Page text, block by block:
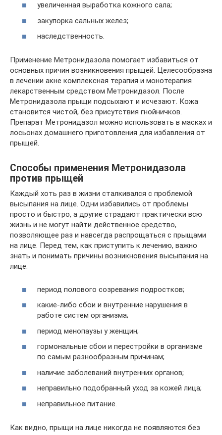
увеличенная выработка кожного сала;
закупорка сальных желез;
наследственность.
Применение Метронидазола помогает избавиться от
основных причин возникновения прыщей. Целесообразна
в лечении акне комплексная терапия и монотерапия
лекарственным средством Метронидазол. После
Метронидазола прыщи подсыхают и исчезают. Кожа
становится чистой, без присутствия гнойничков.
Препарат Метронидазол можно использовать в масках и
лосьонах домашнего приготовления для избавления от
прыщей.
Способы применения Метронидазола
против прыщей
Каждый хоть раз в жизни сталкивался с проблемой
высыпания на лице. Одни избавились от проблемы
просто и быстро, а другие страдают практически всю
жизнь и не могут найти действенное средство,
позволяющее раз и навсегда распрощаться с прыщами
на лице. Перед тем, как приступить к лечению, важно
знать и понимать причины возникновения высыпания на
лице:
период полового созревания подростков;
какие-либо сбои и внутренние нарушения в
работе систем организма;
период менопаузы у женщин;
гормональные сбои и перестройки в организме
по самым разнообразным причинам;
наличие заболеваний внутренних органов;
неправильно подобранный уход за кожей лица;
неправильное питание.
Как видно, прыщи на лице никогда не появляются без